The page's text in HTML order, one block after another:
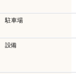
駐車場
設備